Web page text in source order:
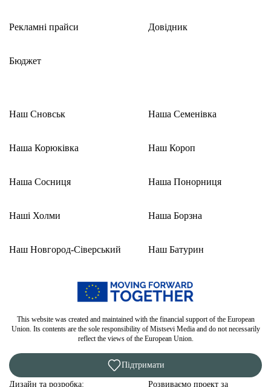
Рекламні прайси
Бюджет
Довідник
Наш Сновськ
Наша Корюківка
Наша Сосниця
Наші Холми
Наш Новгород-Сіверський
Наша Семенівка
Наш Короп
Наша Понорниця
Наша Борзна
Наш Батурин
This website was created and maintained with the financial support of the European
Union. Its contents are the sole responsibility of Mistsevi Media and do not necessarily
reflect the views of the European Union.
Підтримати
Дизайн та розробка: Розвиваємо проект за